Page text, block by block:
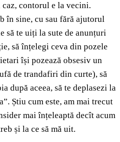
caz, contorul e la vecini.
în sine, cu sau fără ajutorul
să te uiți la sute de anunțuri
să înțelegi ceva din pozele
își pozează obsesiv un
de trandafiri din curte), să
după aceea, să te deplasezi la
Știu cum este, am mai trecut
mai înțeleaptă decît acum
și la ce să mă uit.